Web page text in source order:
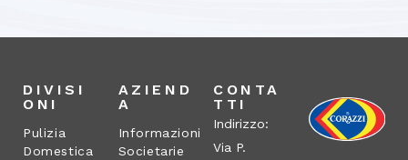
DIVISI
ONI
Pulizia
Domestica
AZIEND
A
Informazioni
Societarie
CONTA
TTI
Indirizzo:
Via P.